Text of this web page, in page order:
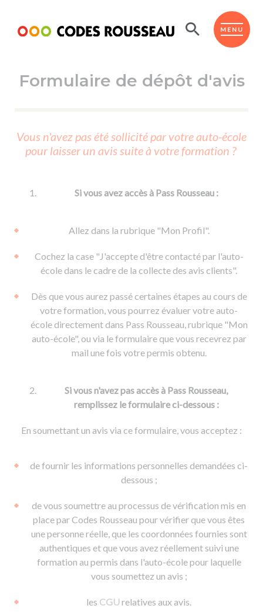
MENU
ESPACE ÉLÈVE
Code de la route
Passer l'ASSR
Réviser le code
Passer l'ETM
Permis voiture
Permis remorque
Permis & handicap
d'apprentissage
De la conduite en voiture
De la conduite à moto
Voir tous les supports
Formations pro.
Permis poids lourd
Formation FCO
Formation CACES
Devenir enseignant de la conduite
Ressources
Formulaire de dépôt d'avis
Vous n'avez pas été sollicité par votre auto-école
pour laisser un avis suite à votre formation ?
Si vous avez accès à Pass Rousseau :
Allez dans la rubrique "Mon Profil".
Cochez la case "J'accepte d'être contacté par l'auto-
école dans le cadre de la collecte des avis clients".
Dès que vous aurez passé certaines étapes au cours de
votre formation, vous pourrez évaluer votre auto-
école directement dans Pass Rousseau, rubrique "Mon
auto-école", ou via le formulaire que vous recevrez par
mail une fois votre permis obtenu.
Si vous n'avez pas accès à Pass Rousseau,
remplissez le formulaire ci-dessous :
En soumettant un avis via ce formulaire, vous acceptez :
de fournir les informations personnelles demandées ci-
dessous ;
de vous soumettre au processus de vérification mis en
place par Codes Rousseau pour vérifier que vous êtes
une personne réelle, que les coordonnées fournies sont
authentiques et que vous avez réellement suivi une
formation au permis dans l'auto-école pour laquelle
vous soumettez un avis ;
les CGUrelatives aux avis.